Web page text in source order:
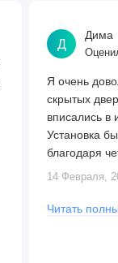
Д
Дима
Я очень
скрытых
вписались в
Установка
благодаря
Алексея.
14 Февраля,
Читать